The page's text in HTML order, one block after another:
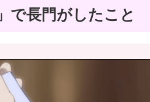
で長門がしたこと